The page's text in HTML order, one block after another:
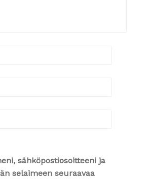
sähköpostiosoitteeni ja
selaimeen seuraavaa